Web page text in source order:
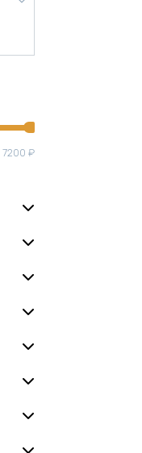
Минимальная
Максимальная
7200 ₽